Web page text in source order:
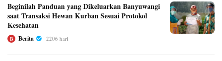
Beginilah Panduan yang Dikeluarkan Banyuwangi
saat Transaksi Hewan Kurban Sesuai Protokol
Kesehatan
B Berita 2206 hari